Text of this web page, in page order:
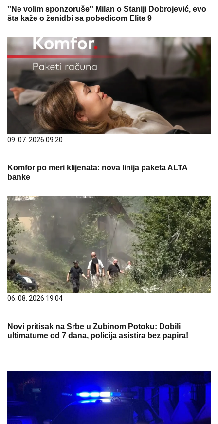
''Ne volim sponzoruše'' Milan o Staniji Dobrojević, evo
šta kaže o ženidbi sa pobedicom Elite 9
09. 07. 2026 09:20
Komfor po meri klijenata: nova linija paketa ALTA
banke
06. 08. 2026 19:04
Novi pritisak na Srbe u Zubinom Potoku: Dobili
ultimatume od 7 dana, policija asistira bez papira!